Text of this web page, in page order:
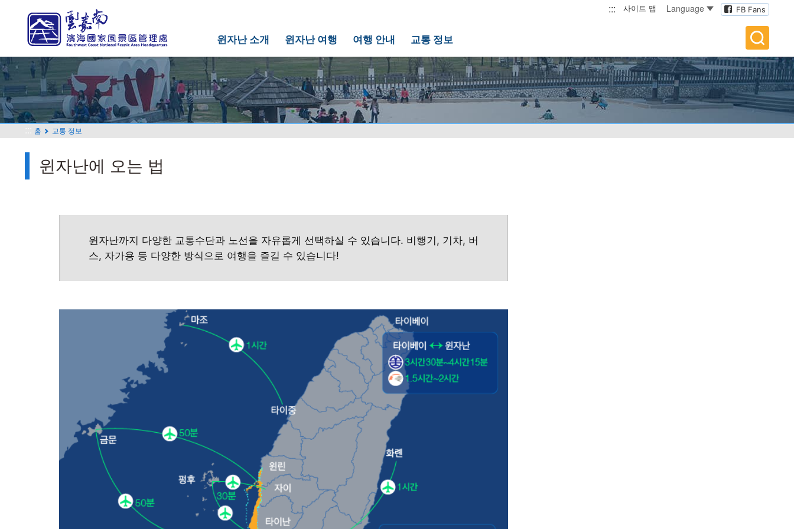
섹
션
으
로
이
::: 사이트 맵 Language FB Fans
윈자난 소개 윈자난 여행 여행 안내 교통 정보
::: 홈 교통 정보
윈자난에 오는 법
윈자난까지 다양한 교통수단과 노선을 자유롭게 선택하실 수 있습니다. 비행기, 기차, 버
스, 자가용 등 다양한 방식으로 여행을 즐길 수 있습니다!